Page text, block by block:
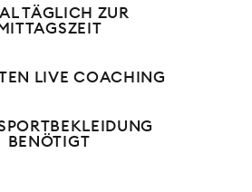
TÄGLICH ZUR
LIVE COACHING
BENÖTIGT